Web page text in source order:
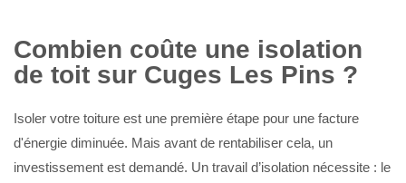
Combien coûte une isolation
de toit sur Cuges Les Pins ?
Isoler votre toiture est une première étape pour une facture
d'énergie diminuée. Mais avant de rentabiliser cela, un
investissement est demandé. Un travail d’isolation nécessite : le